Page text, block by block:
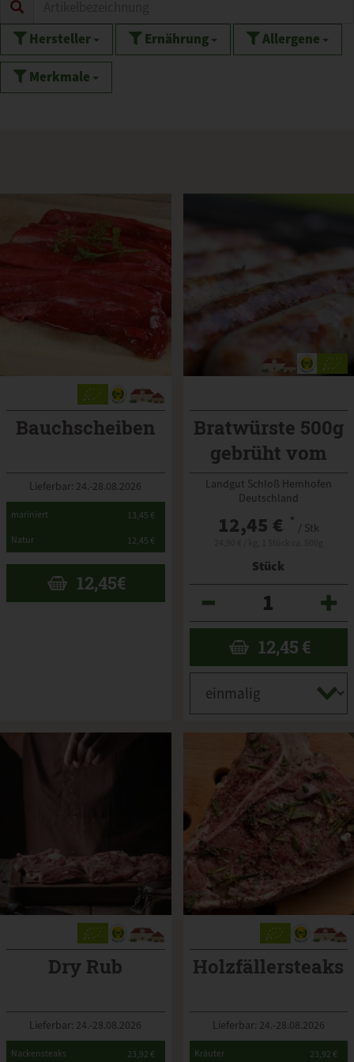
Hersteller Ernährung Allergene
Merkmale
Bauchscheiben
Lieferbar: 24.-28.08.2026
mariniert 13,45 €
Natur 12,45 €
12,45€
Bratwürste 500g
gebrüht vom
Landgut Schwein
Landgut Schloß Hemhofen
Deutschland
12,45 € * / Stk
Stück
12,45 €
Dry Rub
Lieferbar: 24.-28.08.2026
Nackensteaks 23,92 €
Holzfällersteaks
Lieferbar: 24.-28.08.2026
Kräuter 23,92 €